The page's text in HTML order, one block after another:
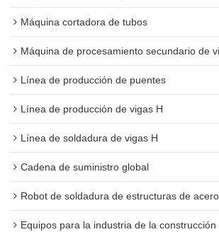
Máquina cortadora de tubos
Máquina de procesamiento secundario de
Línea de producción de puentes
Línea de producción de vigas H
Línea de soldadura de vigas H
Cadena de suministro global
Robot de soldadura de estructuras de acero
Equipos para la industria de la construcción